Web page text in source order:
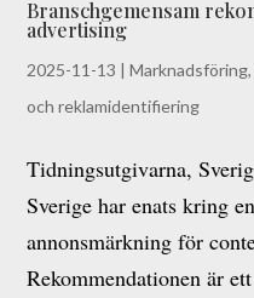
Branschgemensam
advertising
2025-11-13 |Marknadsföring,
och reklamidentifiering
Tidningsutgivarna,
Sverige har enats kring
annonsmärkning för
Rekommendationen är